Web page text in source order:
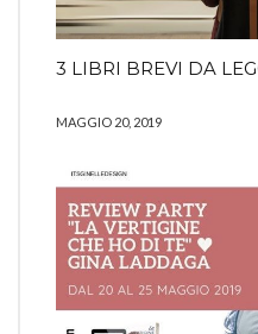
3 LIBRI BREVI DA
MAGGIO 20, 2019